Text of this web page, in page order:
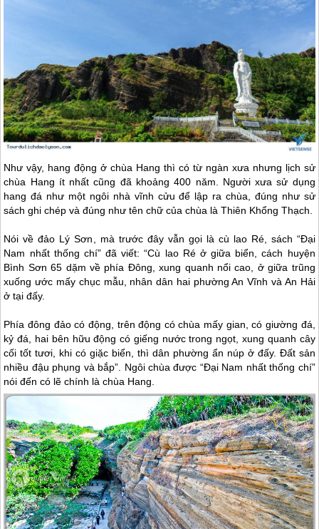
Như vậy, hang động ở chùa Hang thì có từ ngàn xưa nhưng lịch sử
chùa Hang ít nhất cũng đã khoảng 400 năm. Người xưa sử dụng
hang đá như một ngôi nhà vĩnh cửu để lập ra chùa, đúng như sử
sách ghi chép và đúng như tên chữ của chùa là Thiên Khổng Thạch.
Nói vềđảo Lý Sơn , mà trước đây vẫn gọi là cù lao Ré, sách “Đại
Nam nhất thống chí” đã viết: “Cù lao Ré ở giữa biển, cách huyện
Bình Sơn 65 dặm về phía Đông, xung quanh nổi cao, ở giữa trũng
xuống ước mấy chục mẫu, nhân dân hai phường An Vĩnh và An Hải
ở tại đấy.
Phía đông đảo có động, trên động có chùa mấy gian, có giường đá,
kỷ đá, hai bên hữu động có giếng nước trong ngọt, xung quanh cây
cối tốt tươi, khi có giặc biển, thì dân phường ẩn núp ở đấy. Đất sản
nhiều đậu phụng và bắp”. Ngôi chùa được “Đại Nam nhất thống chí”
nói đến có lẽ chính là chùa Hang.